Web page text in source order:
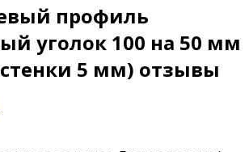
профиль
уголок 100 на 50 мм
5 мм) отзывы